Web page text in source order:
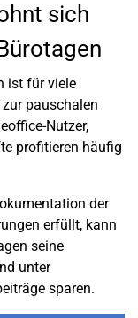
sich
ist für viele
pauschalen
Nutzer,
profitieren häufig
der
erfüllt, kann
seine
unter
sparen.